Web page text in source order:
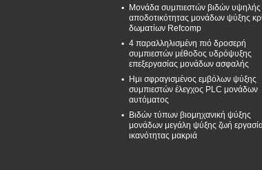
ύθιση που γαλβανίζοντα
Τάση:
380V-460V/50-60HZ
Μηχανή ανεμιστήρων:
4kw-8p
ύθιση που
ι
380V-
Μηχανή
4kw-8p
Μονάδα συμπιεστών βιδών υψηλής
αποδοτικότητας μονάδων ψύξης
δωματίων Refcomp
4 παραλληλισμένη πιό δροσερή
συμπιεστών μέθοδος υδρόψυξης
επεξεργασίας μονάδων ασφαλής
Ημι σφραγισμένος εμβόλων ψύξης
συμπιεστών έλεγχος PLC μονάδων
αυτόματος
Βιδών τύπων βιομηχανική ψύξης
μονάδων μεγάλη ψύξης ζωή
ικανότητας μακριά